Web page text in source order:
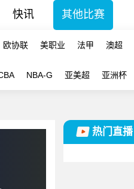
快讯 其他比赛
欧协联 美职业 法甲 澳超
NBA-G 亚美超 亚洲杯
热门直播